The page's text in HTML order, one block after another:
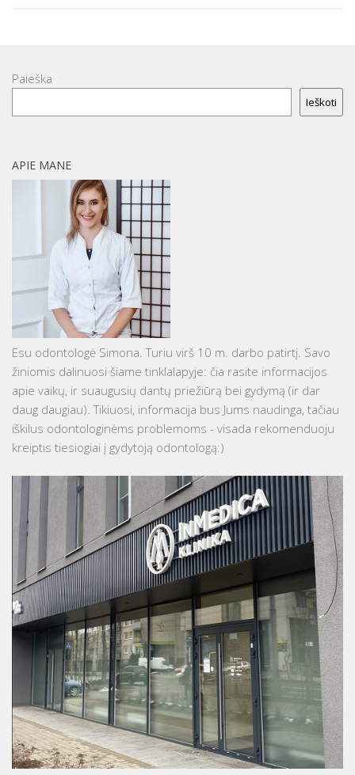
Paieška
Ieškoti
APIE MANE
Esu odontologė Simona. Turiu virš 10 m. darbo patirtį. Savo
žiniomis dalinuosi šiame tinklalapyje: čia rasite informacijos
apie vaikų, ir suaugusių dantų priežiūrą bei gydymą (ir dar
daug daugiau). Tikiuosi, informacija bus Jums naudinga, tačiau
iškilus odontologinėms problemoms - visada rekomenduoju
kreiptis tiesiogiai į gydytoją odontologą:)